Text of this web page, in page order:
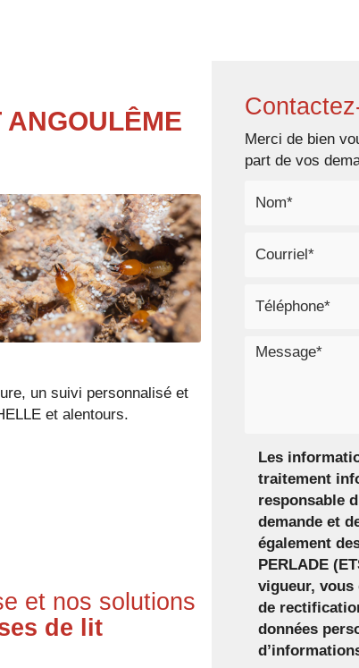
un suivi personnalisé et
et alentours.
et nos solutions
de lit
Merci de bien
part de vos
Les
traitement
responsable
demande et
également
PERLADE
vigueur, vous
de
données